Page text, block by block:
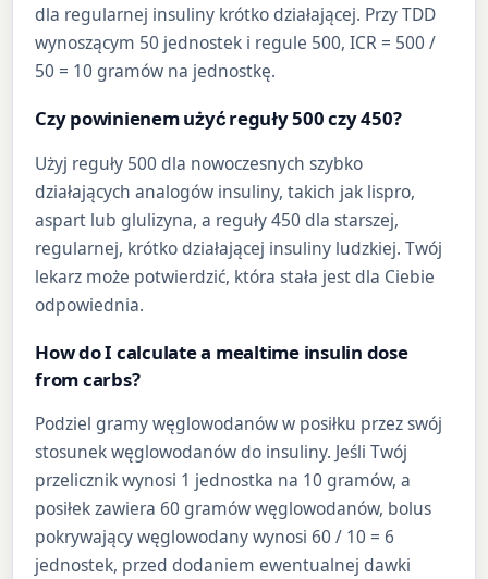
dla regularnej insuliny krótko działającej. Przy TDD
wynoszącym 50 jednostek i regule 500, ICR = 500 /
50 = 10 gramów na jednostkę.
Czy powinienem użyć reguły 500 czy 450?
Użyj reguły 500 dla nowoczesnych szybko
działających analogów insuliny, takich jak lispro,
aspart lub glulizyna, a reguły 450 dla starszej,
regularnej, krótko działającej insuliny ludzkiej. Twój
lekarz może potwierdzić, która stała jest dla Ciebie
odpowiednia.
How do I calculate a mealtime insulin dose
from carbs?
Podziel gramy węglowodanów w posiłku przez swój
stosunek węglowodanów do insuliny. Jeśli Twój
przelicznik wynosi 1 jednostka na 10 gramów, a
posiłek zawiera 60 gramów węglowodanów, bolus
pokrywający węglowodany wynosi 60 / 10 = 6
jednostek, przed dodaniem ewentualnej dawki